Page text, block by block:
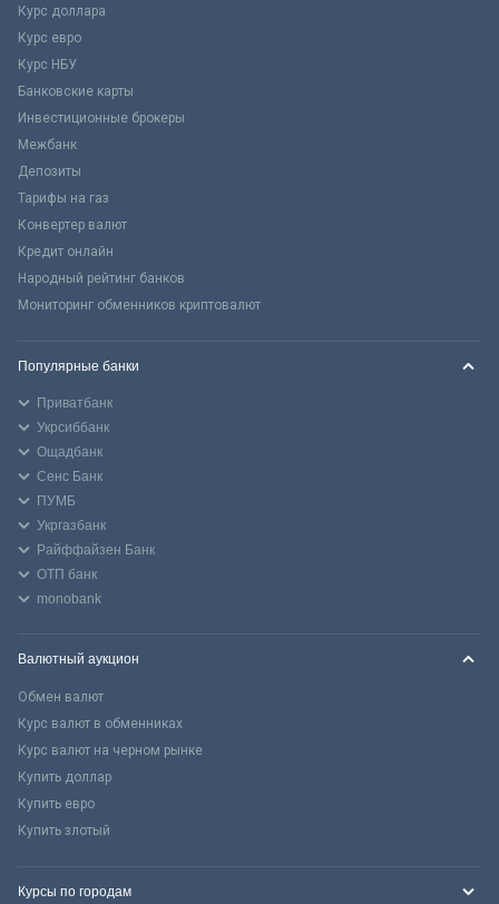
Курс доллара
Курс евро
Курс НБУ
Банковские карты
Инвестиционные брокеры
Межбанк
Депозиты
Тарифы на газ
Конвертер валют
Кредит онлайн
Народный рейтинг банков
Мониторинг обменников криптовалют
Популярные банки
Приватбанк
Укрсиббанк
Ощадбанк
Сенс Банк
ПУМБ
Укргазбанк
Райффайзен Банк
ОТП банк
monobank
Валютный аукцион
Обмен валют
Курс валют в обменниках
Курс валют на черном рынке
Купить доллар
Купить евро
Купить злотый
Курсы по городам